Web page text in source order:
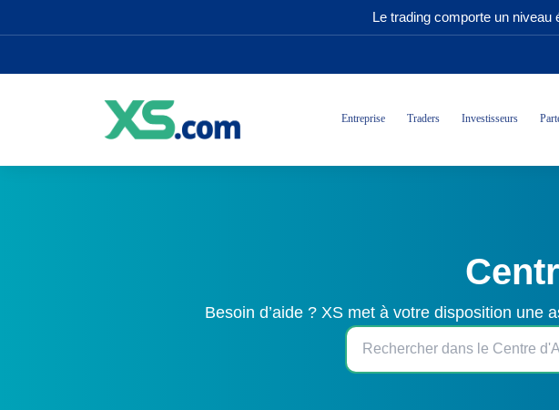
Le trading comporte un niveau
Entreprise Traders Investisseurs
Besoin d’aide ? XS met à votre disposition une